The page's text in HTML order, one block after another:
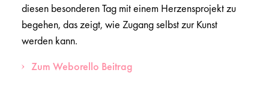
diesen besonderen Tag mit einem Herzensprojekt zu
begehen, das zeigt, wie Zugang selbst zur Kunst
werden kann.
Zum Weborello Beitrag